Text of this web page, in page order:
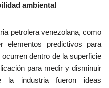
ambiental
petrolera venezolana, como
elementos predictivos para
dentro de la superficie
para medir y disminuir
la industria fueron ideas